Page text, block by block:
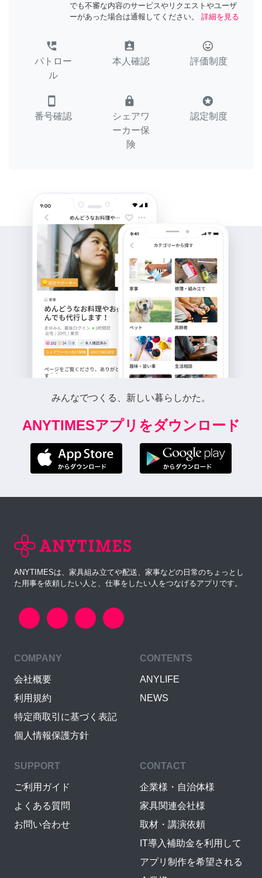
でも不審な内容のサービスやリクエストやユーザ
ーがあった場合は通報してください。
詳細を見る
perm_phone_msg
パトロー
ル
assignment_ind
本人確認
tag_faces
評価制度
smartphone
番号確認
lock
シェアワ
ーカー保
険
stars
認定制度
みんなでつくる、新しい暮らしかた。
ANYTIMESアプリをダウンロード
ANYTIMESは、家具組み立てや配送、家事などの日常のちょっとし
た用事を依頼したい人と、仕事をしたい人をつなげるアプリです。
COMPANY
会社概要
利用規約
特定商取引に基づく表記
個人情報保護方針
CONTENTS
ANYLIFE
NEWS
SUPPORT
ご利用ガイド
よくある質問
お問い合わせ
CONTACT
企業様・自治体様
家具関連会社様
取材・講演依頼
IT導入補助金を利用して
アプリ制作を希望される